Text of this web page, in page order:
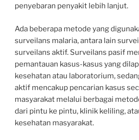
penyebaran penyakit lebih lanjut.
Ada beberapa metode yang
surveilans malaria, antara lain
surveilans aktif. Surveilans pasif
pemantauan kasus-kasus yang
kesehatan atau laboratorium,
aktif mencakup pencarian kasus
masyarakat melalui berbagai
dari pintu ke pintu, klinik keliling,
kesehatan masyarakat.